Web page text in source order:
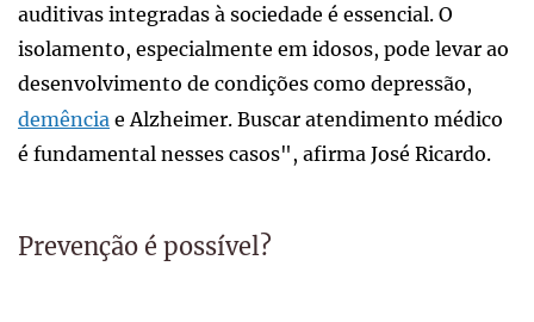
auditivas integradas à sociedade é essencial. O
isolamento, especialmente em idosos, pode levar ao
desenvolvimento de condições como depressão,
demência e Alzheimer. Buscar atendimento médico
é fundamental nesses casos", afirma José Ricardo.
Prevenção é possível?